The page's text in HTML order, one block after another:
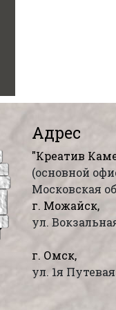
Адрес
"Креатив
(основной
Московская
г. Можайск,
ул.
г. Омск,
ул. 1я